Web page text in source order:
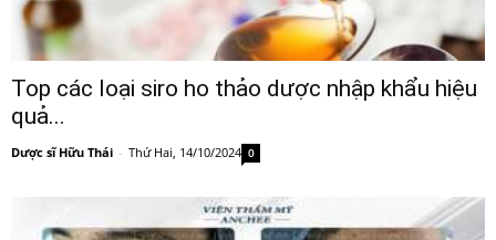
Top các loại siro ho thảo dược nhập khẩu hiệu
quả...
Dược sĩ Hữu Thái - Thứ Hai, 14/10/2024 0